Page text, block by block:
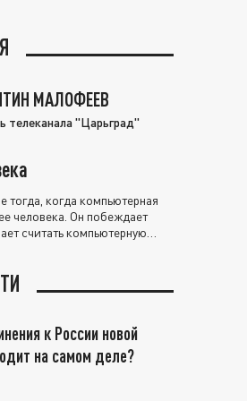
МАЛОФЕЕВ
телеканала "Царьград"
когда компьютерная
человека. Он побеждает
считать компьютерную
к России новой
на самом деле?